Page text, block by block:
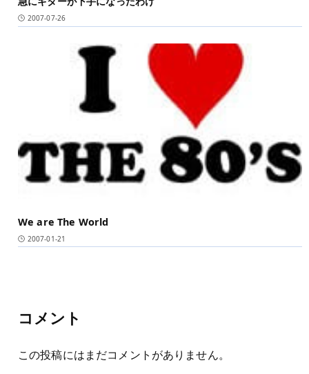
2007-07-26
We are The World
2007-01-21
コメント
この投稿にはまだコメントがありません。